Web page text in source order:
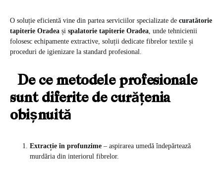
O soluție eficientă vine din partea serviciilor specializate de curatătorie
tapiterie Oradea și spalatorie tapiterie Oradea, unde tehnicienii
folosesc echipamente extractive, soluții dedicate fibrelor textile și
proceduri de igienizare la standard profesional.
De ce metodele profesionale
sunt diferite de curățenia
obișnuită
Extracție în profunzime – aspirarea umedă îndepărtează
murdăria din interiorul fibrelor.